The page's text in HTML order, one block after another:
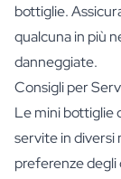
bottiglie.
qualcuna in più
danneggiate.
Consigli per
Le mini bottiglie
servite in diversi
preferenze degli